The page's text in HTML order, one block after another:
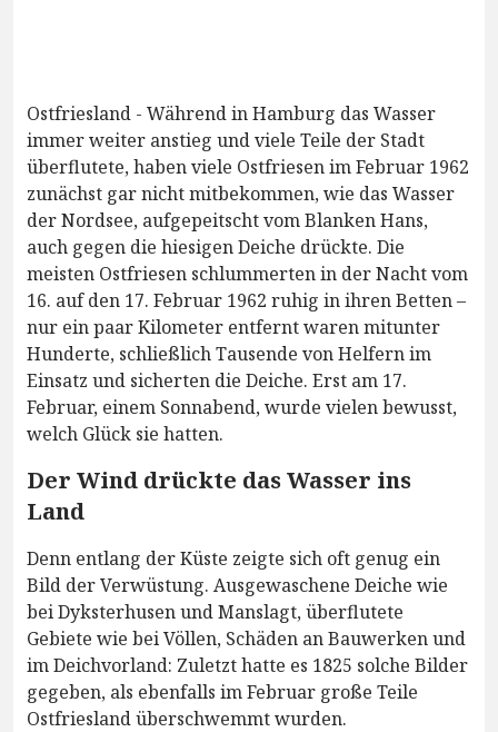
Ostfriesland - Während in Hamburg das Wasser
immer weiter anstieg und viele Teile der Stadt
überflutete, haben viele Ostfriesen im Februar 1962
zunächst gar nicht mitbekommen, wie das Wasser
der Nordsee, aufgepeitscht vom Blanken Hans,
auch gegen die hiesigen Deiche drückte. Die
meisten Ostfriesen schlummerten in der Nacht vom
16. auf den 17. Februar 1962 ruhig in ihren Betten –
nur ein paar Kilometer entfernt waren mitunter
Hunderte, schließlich Tausende von Helfern im
Einsatz und sicherten die Deiche. Erst am 17.
Februar, einem Sonnabend, wurde vielen bewusst,
welch Glück sie hatten.
Der Wind drückte das Wasser ins
Land
Denn entlang der Küste zeigte sich oft genug ein
Bild der Verwüstung. Ausgewaschene Deiche wie
bei Dyksterhusen und Manslagt, überflutete
Gebiete wie bei Völlen, Schäden an Bauwerken und
im Deichvorland: Zuletzt hatte es 1825 solche Bilder
gegeben, als ebenfalls im Februar große Teile
Ostfriesland überschwemmt wurden.